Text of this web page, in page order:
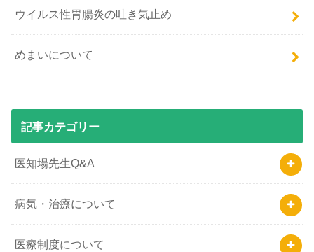
ウイルス性胃腸炎の吐き気止め
めまいについて
記事カテゴリー
医知場先生Q&A
病気・治療について
医療制度について